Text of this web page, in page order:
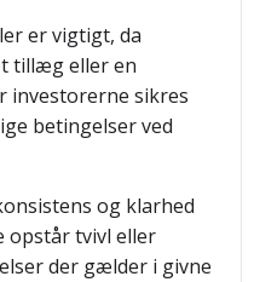
er vigtigt, da
tillæg eller en
investorerne sikres
betingelser ved
og klarhed
opstår tvivl eller
der gælder i givne